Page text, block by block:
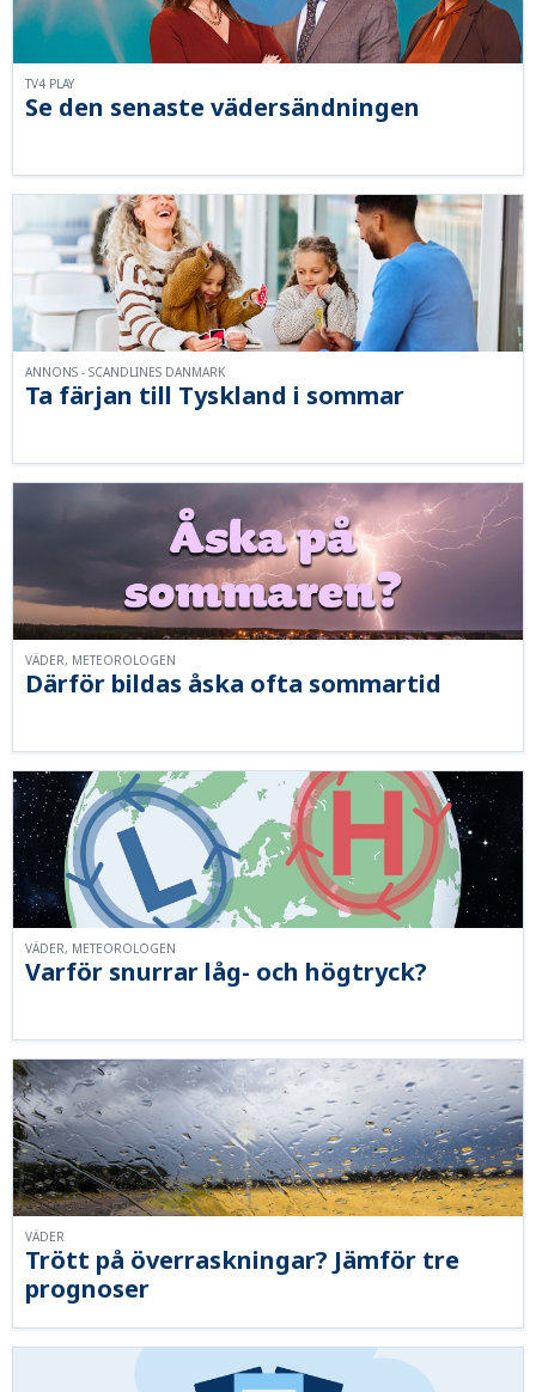
Se den senaste vädersändningen
TV4 PLAY
Ta färjan till Tyskland i sommar
ANNONS - SCANDLINES DANMARK
Därför bildas åska ofta sommartid
VÄDER, METEOROLOGEN
Varför snurrar låg- och högtryck?
VÄDER, METEOROLOGEN
Trött på överraskningar? Jämför tre
prognoser
VÄDER